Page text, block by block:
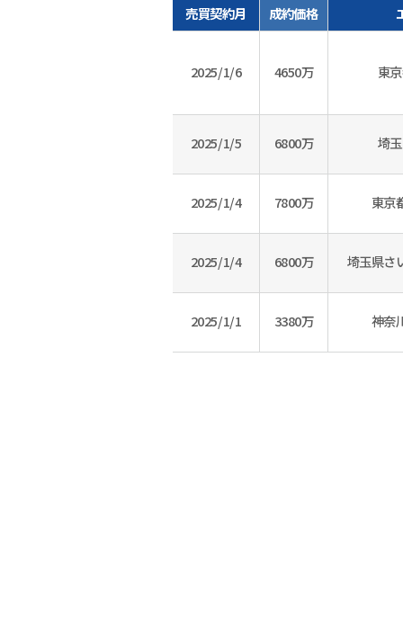
売買契約月 成約価格
2025/1/6 4650万 東
2025/1/5 6800万 埼
2025/1/4 7800万 東京
2025/1/4 6800万 埼玉県さ
2025/1/1 3380万 神奈